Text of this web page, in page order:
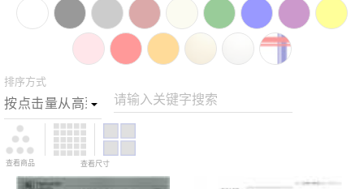
排序方式
请输入关键字搜索
查看商品 查看尺寸